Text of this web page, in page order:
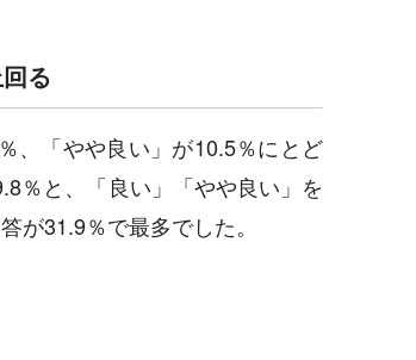
る
、「やや良い」が10.5％にとど
％と、「良い」「やや良い」を
が31.9％で最多でした。